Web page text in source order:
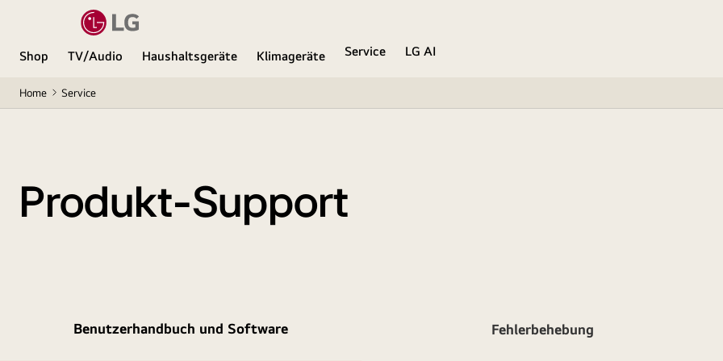
Shop TV/Audio Haushaltsgeräte Klimageräte Service
LG AI
Home Service
Produkt-Support
Benutzerhandbuch und Software Fehlerbehebung